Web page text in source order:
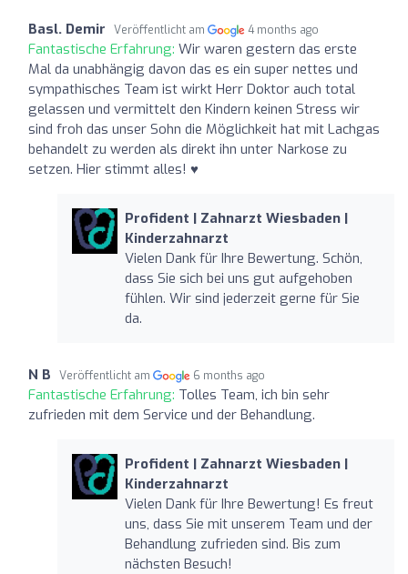
Basl. Demir Veröffentlicht am 4 months ago
Fantastische Erfahrung: Wir waren gestern das erste
Mal da unabhängig davon das es ein super nettes und
sympathisches Team ist wirkt Herr Doktor auch total
gelassen und vermittelt den Kindern keinen Stress wir
sind froh das unser Sohn die Möglichkeit hat mit Lachgas
behandelt zu werden als direkt ihn unter Narkose zu
setzen. Hier stimmt alles! ♥️
Profident | Zahnarzt Wiesbaden |
Kinderzahnarzt
Vielen Dank für Ihre Bewertung. Schön,
dass Sie sich bei uns gut aufgehoben
fühlen. Wir sind jederzeit gerne für Sie
da.
N B Veröffentlicht am 6 months ago
Fantastische Erfahrung: Tolles Team, ich bin sehr
zufrieden mit dem Service und der Behandlung.
Profident | Zahnarzt Wiesbaden |
Kinderzahnarzt
Vielen Dank für Ihre Bewertung! Es freut
uns, dass Sie mit unserem Team und der
Behandlung zufrieden sind. Bis zum
nächsten Besuch!